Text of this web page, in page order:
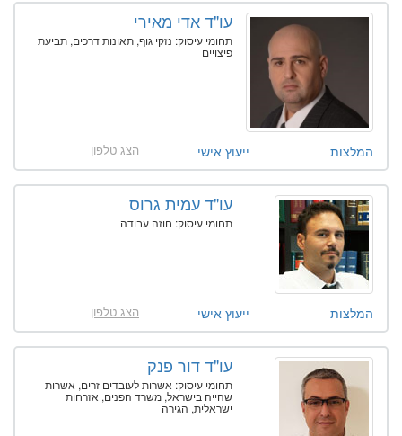
עו"ד אדי מאירי
תחומי עיסוק: נזקי גוף, תאונות דרכים, תביעת
פיצויים
הצג טלפון ייעוץ אישי המלצות
עו"ד עמית גרוס
תחומי עיסוק: חוזה עבודה
הצג טלפון ייעוץ אישי המלצות
עו"ד דור פנק
תחומי עיסוק: אשרות לעובדים זרים, אשרות
שהייה בישראל, משרד הפנים, אזרחות
ישראלית, הגירה